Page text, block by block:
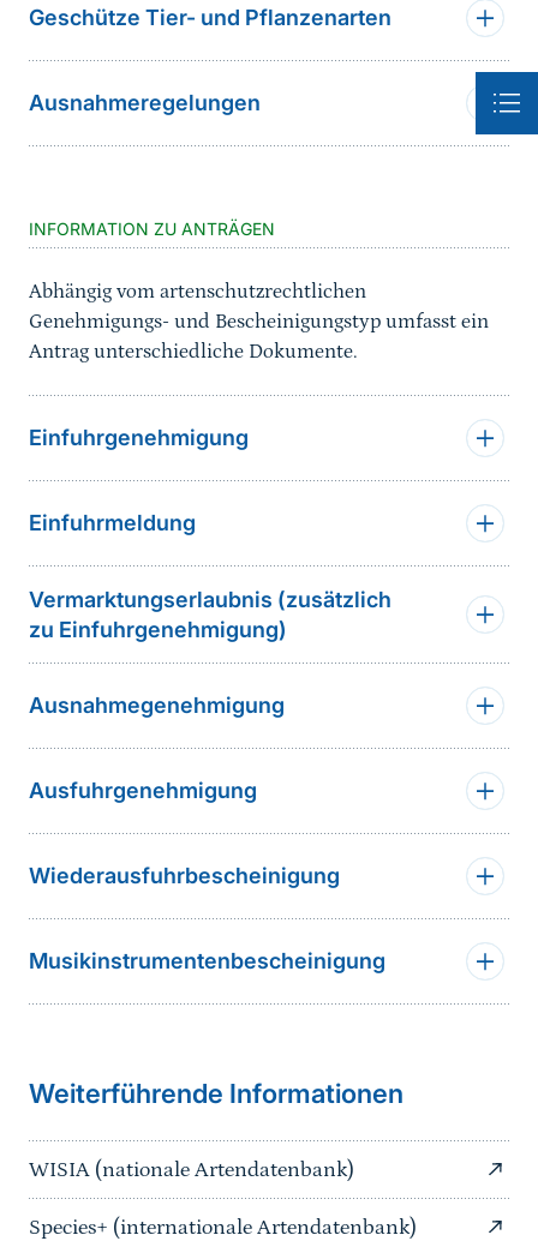
Geschütze Tier- und Pflanzenarten
Ausnahmeregelungen
INFORMATION ZU ANTRÄGEN
Abhängig vom artenschutzrechtlichen
Genehmigungs- und Bescheinigungstyp umfasst ein
Antrag unterschiedliche Dokumente.
Einfuhrgenehmigung
Einfuhrmeldung
Vermarktungserlaubnis (zusätzlich
zu Einfuhrgenehmigung)
Ausnahmegenehmigung
Ausfuhrgenehmigung
Wiederausfuhrbescheinigung
Musikinstrumentenbescheinigung
Weiterführende Informationen
WISIA (nationale Artendatenbank)
Species+ (internationale Artendatenbank)